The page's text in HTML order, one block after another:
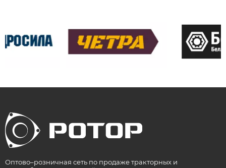
Оптово–розничная сеть по продаже тракторных и